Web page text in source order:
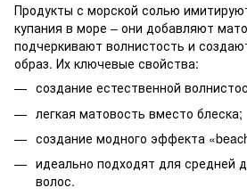
Продукты с морской солью
купания в море – они добавляют
подчеркивают волнистость и
образ. Их ключевые свойства:
создание естественной
легкая матовость вместо блеска;
создание модного эффекта
идеально подходят для средней
волос.